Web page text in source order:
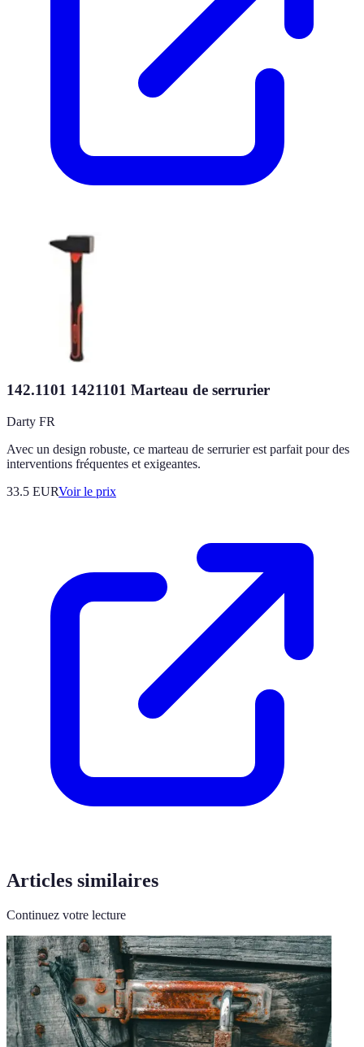
142.1101 1421101 Marteau de serrurier
Darty FR
Avec un design robuste, ce marteau de serrurier est parfait pour des
interventions fréquentes et exigeantes.
33.5 EURVoir le prix
Articles similaires
Continuez votre lecture